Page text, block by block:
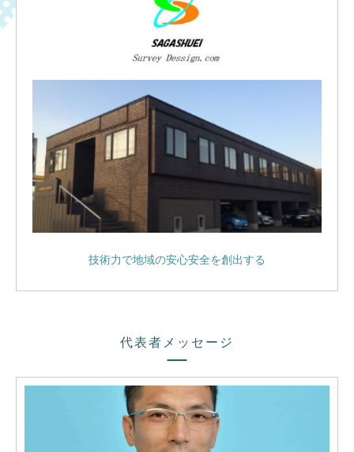
技術力で地域の安心安全を創出する
代表者メッセージ